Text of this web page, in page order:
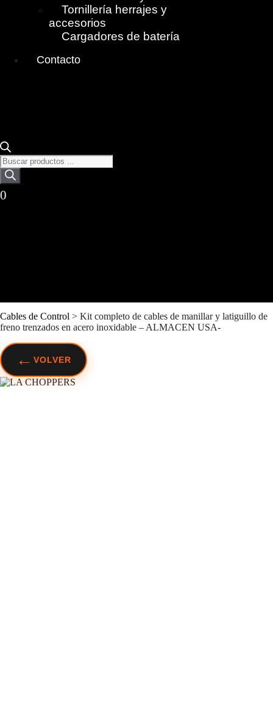
Cables de Control > Kit completo de cables de manillar y latiguillo de
freno trenzados en acero inoxidable – ALMACEN USA-
Tornillería herrajes y
accesorios
Cargadores de batería
Contacto
Búsqueda
de
productos
0
← VOLVER